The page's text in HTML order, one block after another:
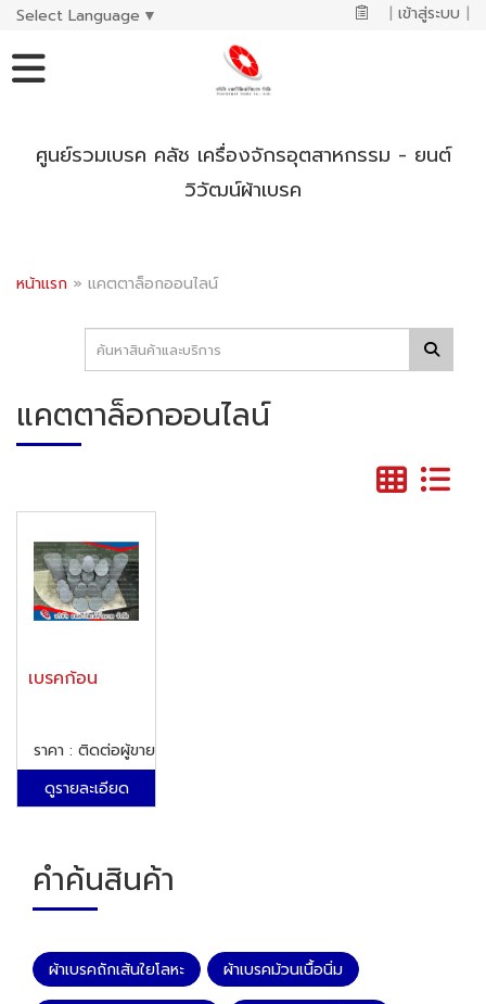
Select Language ▼ | เข้าสู่ระบบ |
ศูนย์รวมเบรค คลัช เครื่องจักรอุตสาหกรรม - ยนต์
วิวัฒน์ผ้าเบรค
หน้าแรก » แคตตาล็อกออนไลน์
แคตตาล็อกออนไลน์
เบรคก้อน
ราคา : ติดต่อผู้ขาย
ดูรายละเอียด
คำค้นสินค้า
ผ้าเบรคถักเส้นใยโลหะ ผ้าเบรคม้วนเนื้อนิ่ม